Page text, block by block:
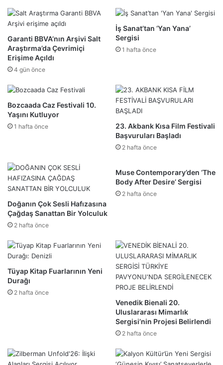
Garanti BBVA’nın Arşivi Salt
Araştırma’da Çevrimiçi
Erişime Açıldı
4 gün önce
İş Sanat’tan ‘Yan Yana’
Sergisi
1 hafta önce
Bozcaada Caz Festivali 10.
Yaşını Kutluyor
1 hafta önce
23. Akbank Kısa Film Festivali
Başvuruları Başladı
2 hafta önce
Doğanın Çok Sesli Hafızasına
Çağdaş Sanattan Bir Yolculuk
2 hafta önce
Muse Contemporary’den ‘The
Body After Desire’ Sergisi
2 hafta önce
Tüyap Kitap Fuarlarının Yeni
Durağı
2 hafta önce
Venedik Bienali 20.
Uluslararası Mimarlık
Sergisi’nin Projesi Belirlendi
2 hafta önce